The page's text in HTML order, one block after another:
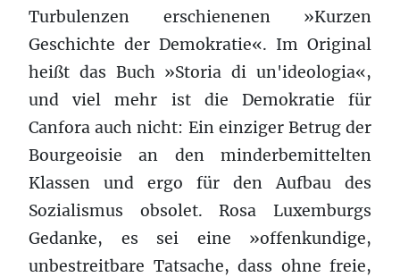
Turbulenzen erschienenen »Kurzen
Geschichte der Demokratie«. Im Original
heißt das Buch »Storia di un'ideologia«,
und viel mehr ist die Demokratie für
Canfora auch nicht: Ein einziger Betrug der
Bourgeoisie an den minderbemittelten
Klassen und ergo für den Aufbau des
Sozialismus obsolet. Rosa Luxemburgs
Gedanke, es sei eine »offenkundige,
unbestreitbare Tatsache, dass ohne freie,